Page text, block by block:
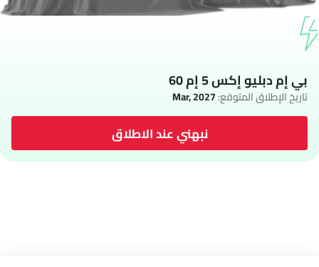
بي إم دبليو إكس 5 إم 60
تاريخ الإطلاق المتوقع:Mar, 2027
نبهني عند الاطلاق